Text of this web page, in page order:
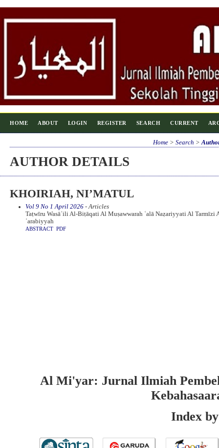
HOME ABOUT LOGIN REGISTER SEARCH CURRENT
Home> Search >
AUTHOR DETAILS
KHOIRIAH, NI’MATUL
Vol 9 No 1 April 2026- Articles
Taṭwīru Wasāʾili Al-Biṭāqati Al Muṣawwarah ʿalā Naẓariyyati Al
ʿarabiyyah
ABSTRACT PDF
Al Mi'yar: Jurnal Ilmiah
Index by